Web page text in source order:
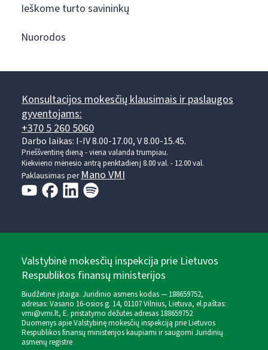
Ieškome turto savininkų
Nuorodos
Konsultacijos mokesčių klausimais ir paslaugos
gyventojams:
+370 5 260 5060
Darbo laikas: I-IV 8.00-17.00, V 8.00-15.45.
Prieššventinę dieną - viena valanda trumpiau.
Kiekvieno mėnesio antrą penktadienį 8.00 val. - 12.00 val.
Paklausimas perMano VMI
Valstybinė mokesčių inspekcija prie Lietuvos
Respublikos finansų ministerijos
Biudžetinė įstaiga. Juridinio asmens kodas — 188659752,
adresas: Vasario 16-osios g. 14, 01107 Vilnius, Lietuva, el.paštas:
vmi@vmi.lt, E. pristatymo dėžutės adresas 188659752
Duomenys apie Valstybinę mokesčių inspekciją prie Lietuvos
Respublikos finansų ministerijos kaupiami ir saugomi Juridinių
asmenų registre